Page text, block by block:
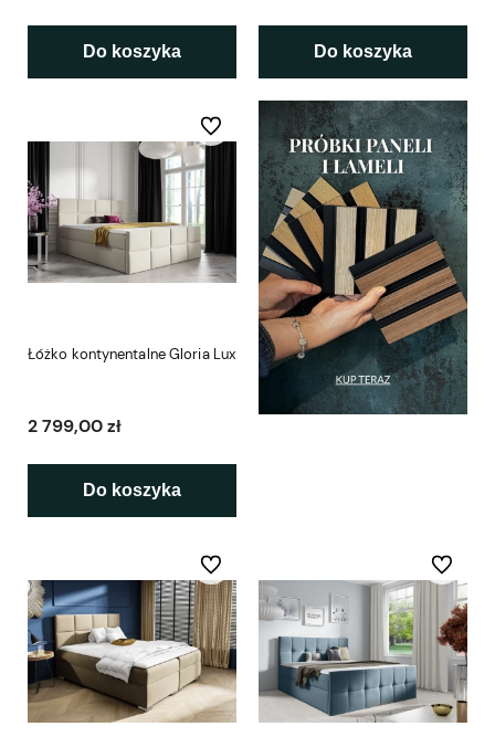
Do koszyka Do koszyka
Łóżko kontynentalne Gloria Lux
2 799,00 zł
Do koszyka
Do ulubionych
Do ulubionych Do